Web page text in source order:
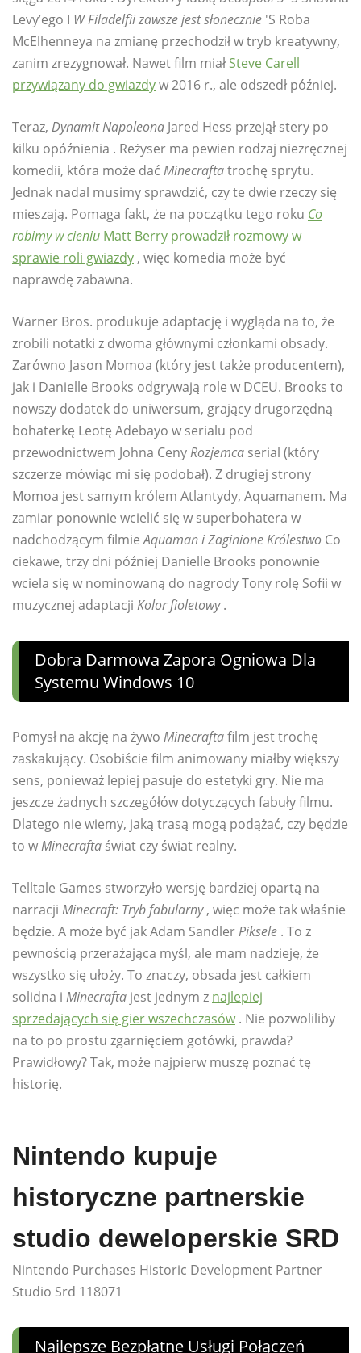
Levy’ego I W Filadelfii zawsze jest słonecznie 'S Roba
McElhenneya na zmianę przechodził w tryb kreatywny,
zanim zrezygnował. Nawet film miał Steve Carell
przywiązany do gwiazdyw 2016 r., ale odszedł później.
Teraz, Dynamit Napoleona Jared Hess przejął stery po
kilku opóźnienia . Reżyser ma pewien rodzaj niezręcznej
komedii, która może dać Minecraftatrochę sprytu.
Jednak nadal musimy sprawdzić, czy te dwie rzeczy się
mieszają. Pomaga fakt, że na początku tego roku Co
robimy w cieniu Matt Berry prowadził rozmowy w
sprawie roli gwiazdy , więc komedia może być
naprawdę zabawna.
Warner Bros. produkuje adaptację i wygląda na to, że
zrobili notatki z dwoma głównymi członkami obsady.
Zarówno Jason Momoa (który jest także producentem),
jak i Danielle Brooks odgrywają role w DCEU. Brooks to
nowszy dodatek do uniwersum, grający drugorzędną
bohaterkę Leotę Adebayo w serialu pod
przewodnictwem Johna CenyRozjemca serial (który
szczerze mówiąc mi się podobał). Z drugiej strony
Momoa jest samym królem Atlantydy, Aquamanem. Ma
zamiar ponownie wcielić się w superbohatera w
nadchodzącym filmieAquaman i Zaginione Królestwo Co
ciekawe, trzy dni później Danielle Brooks ponownie
wciela się w nominowaną do nagrody Tony rolę Sofii w
muzycznej adaptacji Kolor fioletowy.
Dobra Darmowa Zapora Ogniowa Dla
Systemu Windows 10
Pomysł na akcję na żywo Minecraftafilm jest trochę
zaskakujący. Osobiście film animowany miałby większy
sens, ponieważ lepiej pasuje do estetyki gry. Nie ma
jeszcze żadnych szczegółów dotyczących fabuły filmu.
Dlatego nie wiemy, jaką trasą mogą podążać, czy będzie
to wMinecrafta świat czy świat realny.
Telltale Games stworzyło wersję bardziej opartą na
narracji Minecraft: Tryb fabularny, więc może tak właśnie
będzie. A może być jak Adam SandlerPiksele . To z
pewnością przerażająca myśl, ale mam nadzieję, że
wszystko się ułoży. To znaczy, obsada jest całkiem
solidna i Minecrafta jest jednym z najlepiej
sprzedających się gier wszechczasów. Nie pozwoliliby
na to po prostu zgarnięciem gotówki, prawda?
Prawidłowy? Tak, może najpierw muszę poznać tę
historię.
Nintendo kupuje
historyczne partnerskie
studio deweloperskie SRD
Nintendo Purchases Historic Development Partner
Studio Srd 118071
Najlepsze Bezpłatne Usługi Połączeń